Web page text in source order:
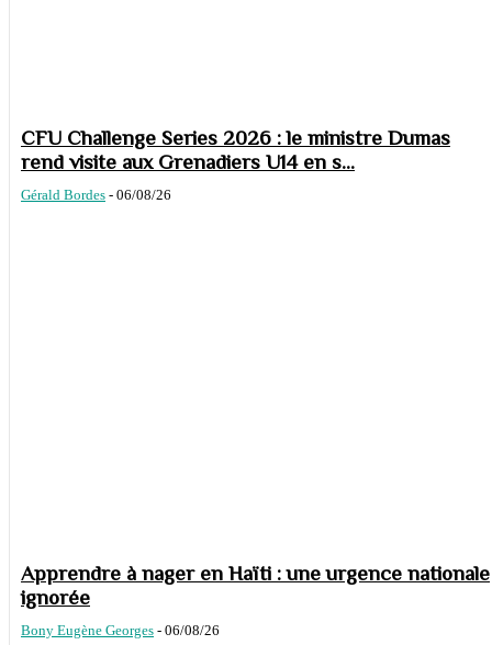
CFU Challenge Series 2026 : le ministre Dumas
rend visite aux Grenadiers U14 en s...
Gérald Bordes - 06/08/26
Apprendre à nager en Haïti : une urgence nationale
ignorée
Bony Eugène Georges - 06/08/26